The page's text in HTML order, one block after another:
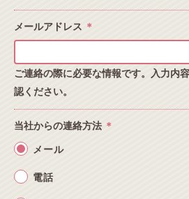
メールアドレス ＊
ご連絡の際に必要な情報です。入力内
認ください。
当社からの連絡方法 ＊
メール
電話